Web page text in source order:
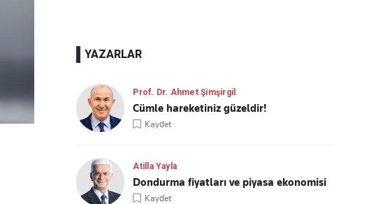
YAZARLAR
Prof. Dr. Ahmet Şimşirgil
Cümle hareketiniz güzeldir!
Kaydet
Atilla Yayla
Dondurma fiyatları ve piyasa ekonomisi
Kaydet